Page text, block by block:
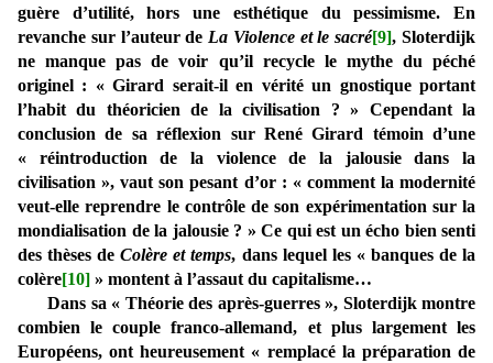
guère d’utilité, hors une esthétique du pessimisme. En
revanche sur l’auteur de La Violence et le sacré[9], Sloterdijk
ne manque pas de voir qu’il recycle le mythe du péché
originel : « Girard serait-il en vérité un gnostique portant
l’habit du théoricien de la civilisation ? » Cependant la
conclusion de sa réflexion sur René Girard témoin d’une
« réintroduction de la violence de la jalousie dans la
civilisation », vaut son pesant d’or : « comment la modernité
veut-elle reprendre le contrôle de son expérimentation sur la
mondialisation de la jalousie ? » Ce qui est un écho bien senti
des thèses deColère et temps, dans lequel les « banques de la
colère[10] » montent à l’assaut du capitalisme…
Dans sa « Théorie des après-guerres », Sloterdijk montre
combien le couple franco-allemand, et plus largement les
Européens, ont heureusement « remplacé la préparation de